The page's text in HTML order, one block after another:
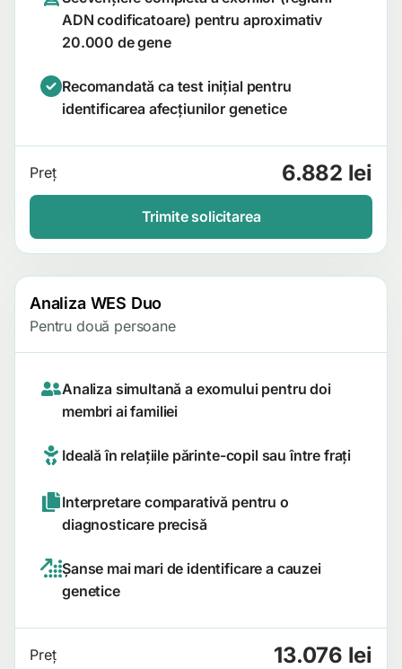
ADN codificatoare) pentru aproximativ
20.000 de gene
Recomandată ca test inițial pentru
identificarea afecțiunilor genetice
Preț 6.882 lei
Trimite solicitarea
Analiza WES Duo
Pentru două persoane
Analiza simultană a exomului pentru doi
membri ai familiei
Ideală în relațiile părinte-copil sau între frați
Interpretare comparativă pentru o
diagnosticare precisă
Șanse mai mari de identificare a cauzei
genetice
Preț 13.076 lei